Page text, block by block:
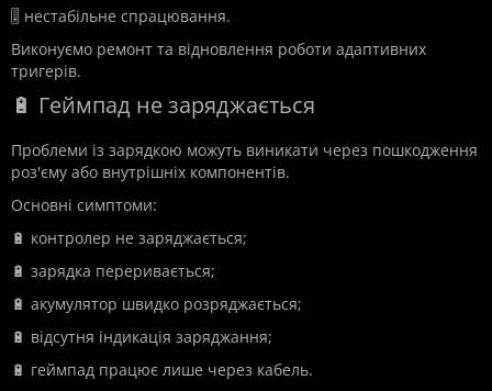
🎚️ нестабільне спрацювання.
Виконуємо ремонт та відновлення роботи адаптивних
тригерів.
🔋 Геймпад не заряджається
Проблеми із зарядкою можуть виникати через пошкодження
роз'єму або внутрішніх компонентів.
Основні симптоми:
🔋 контролер не заряджається;
🔋 зарядка переривається;
🔋 акумулятор швидко розряджається;
🔋 відсутня індикація заряджання;
🔋 геймпад працює лише через кабель.